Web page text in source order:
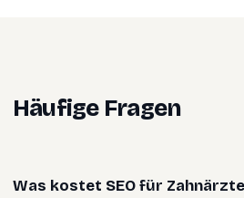
Häufige Fragen
Was kostet SEO für